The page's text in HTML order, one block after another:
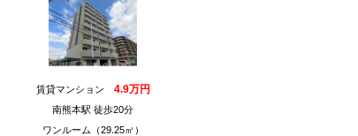
賃貸マンション 4.9万円
南熊本駅 徒歩20分
ワンルーム（29.25㎡）